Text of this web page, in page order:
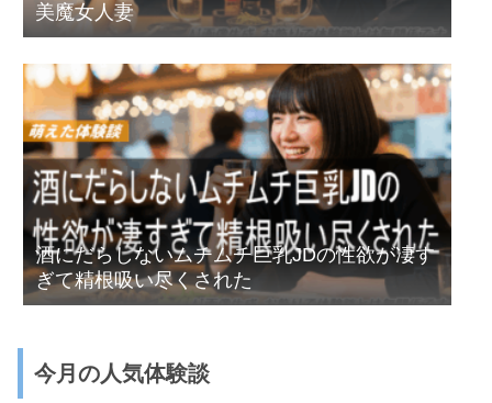
美魔女人妻
酒にだらしないムチムチ巨乳JDの性欲が凄す
ぎて精根吸い尽くされた
今月の人気体験談